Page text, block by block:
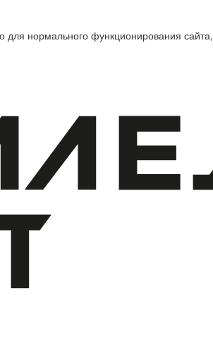
нормального функционирования